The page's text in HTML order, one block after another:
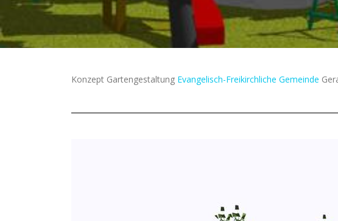
Konzept Gartengestaltung Evangelisch-Freikirchliche Gemeinde